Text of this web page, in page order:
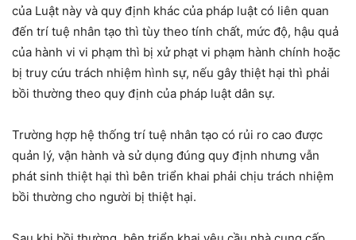
của Luật này và quy định khác của pháp luật có liên quan
đến trí tuệ nhân tạo thì tùy theo tính chất, mức độ, hậu quả
của hành vi vi phạm thì bị xử phạt vi phạm hành chính hoặc
bị truy cứu trách nhiệm hình sự, nếu gây thiệt hại thì phải
bồi thường theo quy định của pháp luật dân sự.
Trường hợp hệ thống trí tuệ nhân tạo có rủi ro cao được
quản lý, vận hành và sử dụng đúng quy định nhưng vẫn
phát sinh thiệt hại thì bên triển khai phải chịu trách nhiệm
bồi thường cho người bị thiệt hại.